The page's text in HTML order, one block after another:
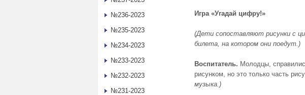
Игра «Угадай цифру!»
(Дети сопоставляют рисунки с
билета, на котором они поедут.)
Воспитатель. Молодцы,
рисунком, но это только часть
музыка.)
№236-2023
№235-2023
№234-2023
№233-2023
№232-2023
№231-2023